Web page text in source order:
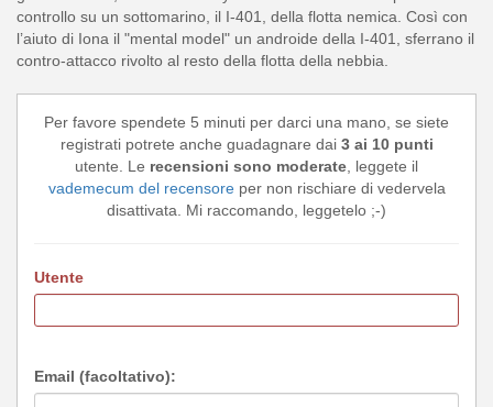
controllo su un sottomarino, il I-401, della flotta nemica. Così con
l’aiuto di Iona il "mental model" un androide della I-401, sferrano il
contro-attacco rivolto al resto della flotta della nebbia.
Per favore spendete 5 minuti per darci una mano, se siete
registrati potrete anche guadagnare dai 3 ai 10 punti
utente. Le recensioni sono moderate, leggete il
vademecum del recensoreper non rischiare di vedervela
disattivata. Mi raccomando, leggetelo ;-)
Utente
Email (facoltativo):